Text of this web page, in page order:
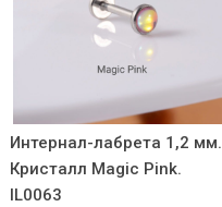
Интернал-лабрета 1,2 мм.
Кристалл Magic Pink.
IL0063